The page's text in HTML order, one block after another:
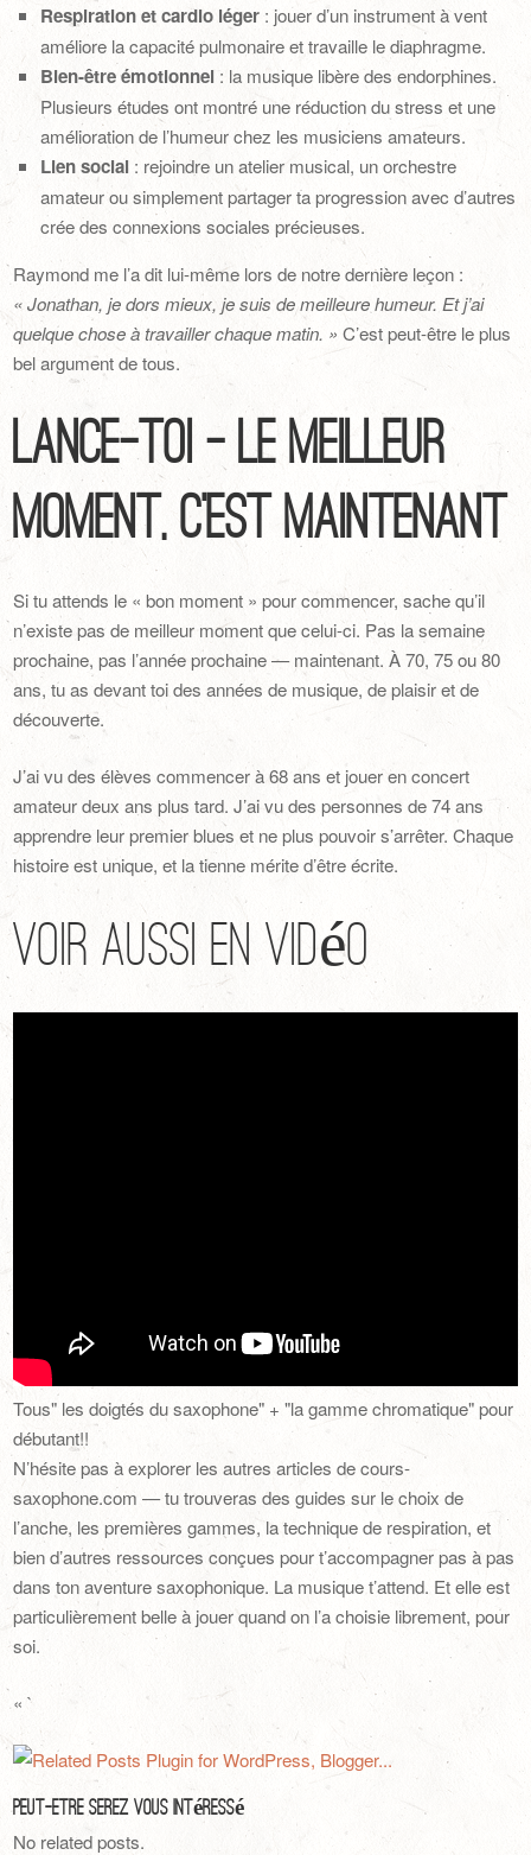
Respiration et cardio léger : jouer d’un instrument à vent
améliore la capacité pulmonaire et travaille le diaphragme.
Bien-être émotionnel : la musique libère des endorphines.
Plusieurs études ont montré une réduction du stress et une
amélioration de l’humeur chez les musiciens amateurs.
Lien social : rejoindre un atelier musical, un orchestre
amateur ou simplement partager ta progression avec d’autres
crée des connexions sociales précieuses.
Raymond me l’a dit lui-même lors de notre dernière leçon :
« Jonathan, je dors mieux, je suis de meilleure humeur. Et j’ai
quelque chose à travailler chaque matin. » C’est peut-être le plus
bel argument de tous.
Lance-toi — le meilleur
moment, c’est maintenant
Si tu attends le « bon moment » pour commencer, sache qu’il
n’existe pas de meilleur moment que celui-ci. Pas la semaine
prochaine, pas l’année prochaine — maintenant. À 70, 75 ou 80
ans, tu as devant toi des années de musique, de plaisir et de
découverte.
J’ai vu des élèves commencer à 68 ans et jouer en concert
amateur deux ans plus tard. J’ai vu des personnes de 74 ans
apprendre leur premier blues et ne plus pouvoir s’arrêter. Chaque
histoire est unique, et la tienne mérite d’être écrite.
Voir aussi en vidéo
Tous" les doigtés du saxophone" + "la gamme chromatique" pour
débutant!!
N’hésite pas à explorer les autres articles de cours-
saxophone.com — tu trouveras des guides sur le choix de
l’anche, les premières gammes, la technique de respiration, et
bien d’autres ressources conçues pour t’accompagner pas à pas
dans ton aventure saxophonique. La musique t’attend. Et elle est
particulièrement belle à jouer quand on l’a choisie librement, pour
soi.
« `
Peut-Être Serez Vous Intéressé
No related posts.